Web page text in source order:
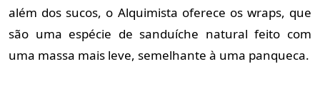
além dos sucos, o Alquimista oferece os wraps, que
são uma espécie de sanduíche natural feito com
uma massa mais leve, semelhante à uma panqueca.